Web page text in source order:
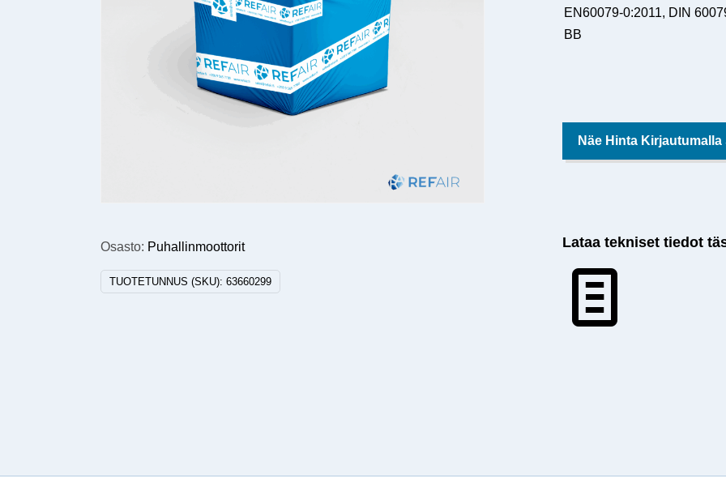
Osasto: Puhallinmoottorit
TUOTETUNNUS (SKU):63660299
EN60079-0:2011, DIN
BB
Näe Hinta Kirjautumalla
Lataa tekniset tiedot